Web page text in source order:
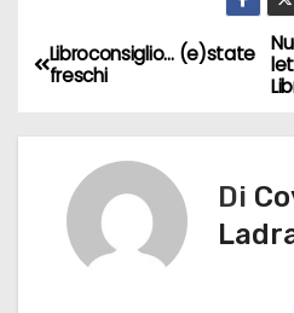
NLibroconsiglio… (e)state
freschi
Di